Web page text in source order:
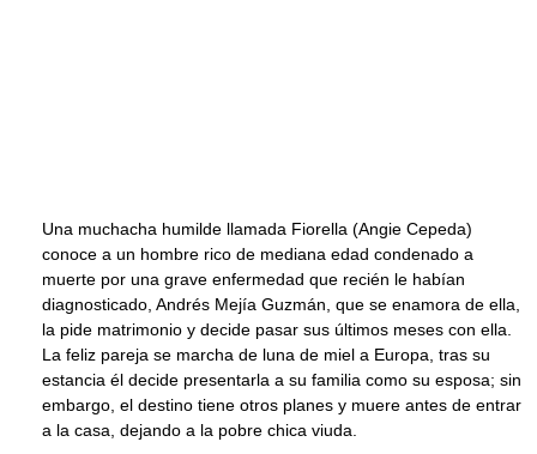
Una muchacha humilde llamada Fiorella (Angie Cepeda)
conoce a un hombre rico de mediana edad condenado a
muerte por una grave enfermedad que recién le habían
diagnosticado, Andrés Mejía Guzmán, que se enamora de ella,
la pide matrimonio y decide pasar sus últimos meses con ella.
La feliz pareja se marcha de luna de miel a Europa, tras su
estancia él decide presentarla a su familia como su esposa; sin
embargo, el destino tiene otros planes y muere antes de entrar
a la casa, dejando a la pobre chica viuda.